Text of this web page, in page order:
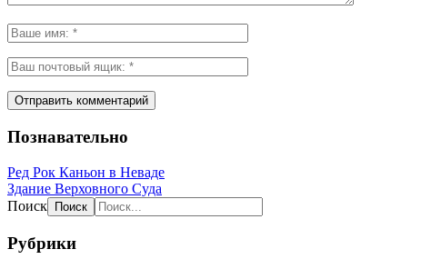
Познавательно
Ред Рок Каньон в Неваде
Здание Верховного Суда
Поиск
Рубрики